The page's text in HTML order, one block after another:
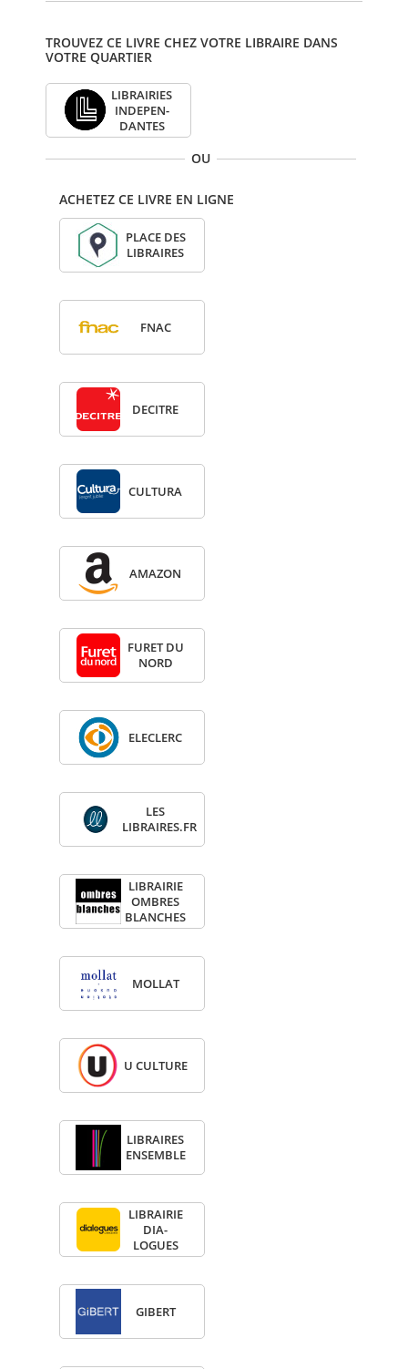
TROUVEZ CE LIVRE CHEZ VOTRE LIBRAIRE DANS
VOTRE QUARTIER
LIBRAI­RIES
INDE­PEN­
DANTES
OU
ACHETEZ CE LIVRE EN LIGNE
PLACE DES
LIBRAIRES
FNAC
DECITRE
CULTURA
AMA­ZON
FURET DU
NORD
ELE­CLERC
LES
LIBRAIRES.FR
LIBRAI­RIE
OMBRES
BLANCHES
MOL­LAT
U CULTURE
LIBRAIRES
ENSEMBLE
LIBRAI­RIE
DIA­
LOGUES
GIBERT